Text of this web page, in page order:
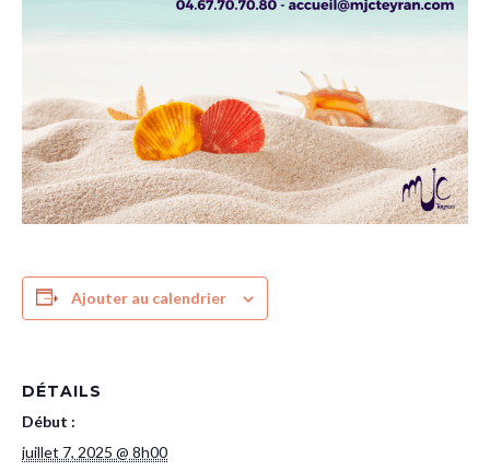
Ajouter au calendrier
DÉTAILS
Début :
juillet 7, 2025 @ 8h00